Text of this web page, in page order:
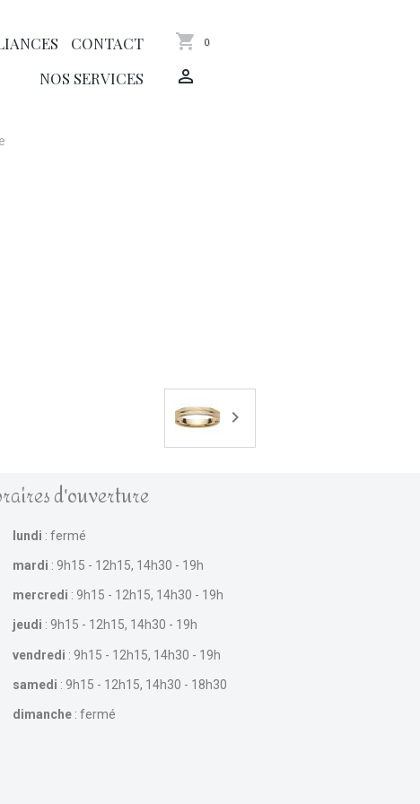
CONTACT
NOS SERVICES
0
d'ouverture
lundi : fermé
mardi : 9h15 - 12h15, 14h30 - 19h
mercredi : 9h15 - 12h15, 14h30 - 19h
jeudi : 9h15 - 12h15, 14h30 - 19h
vendredi : 9h15 - 12h15, 14h30 - 19h
samedi : 9h15 - 12h15, 14h30 - 18h30
dimanche : fermé